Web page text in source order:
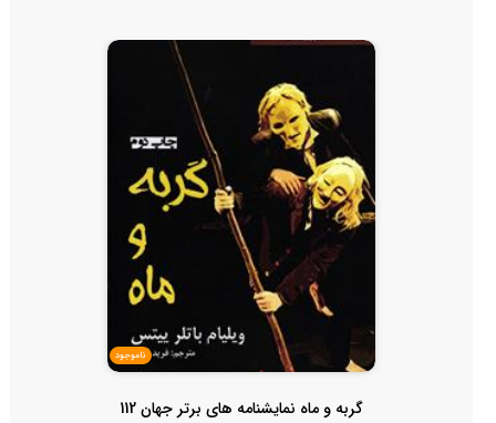
ناموجود
گربه و ماه نمایشنامه های برتر جهان 112